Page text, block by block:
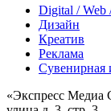
Digital / Web
Дизайн
Креатив
Реклама
Сувенирная
«Экспресс Медиа